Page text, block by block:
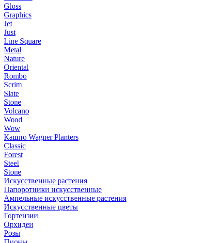
Gloss
Graphics
Jet
Just
Line Square
Metal
Nature
Oriental
Rombo
Scrim
Slate
Stone
Volcano
Wood
Wow
Кашпо Wagner Planters
Classic
Forest
Steel
Stone
Искусственные растения
Папоротники искусственные
Ампельные искусственные растения
Искусственные цветы
Гортензии
Орхидеи
Розы